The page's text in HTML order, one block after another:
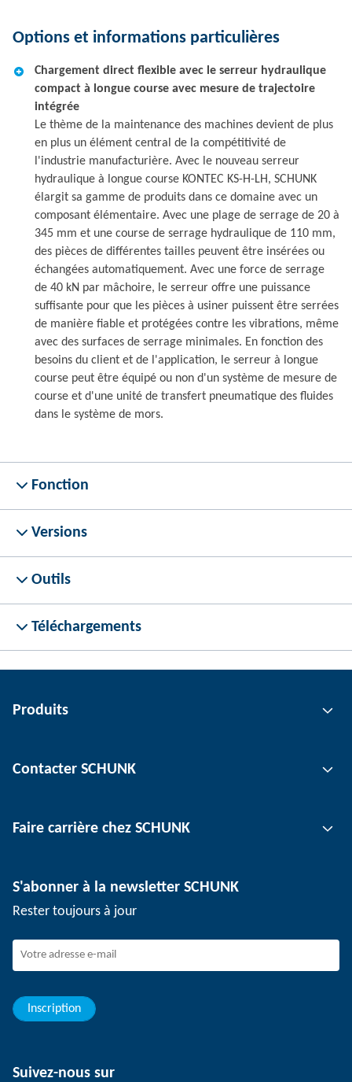
Options et informations particulières
Chargement direct flexible avec le serreur hydraulique
compact à longue course avec mesure de trajectoire
intégrée
Le thème de la maintenance des machines devient de plus
en plus un élément central de la compétitivité de
l'industrie manufacturière. Avec le nouveau serreur
hydraulique à longue course KONTEC KS-H-LH, SCHUNK
élargit sa gamme de produits dans ce domaine avec un
composant élémentaire. Avec une plage de serrage de 20 à
345 mm et une course de serrage hydraulique de 110 mm,
des pièces de différentes tailles peuvent être insérées ou
échangées automatiquement. Avec une force de serrage
de 40 kN par mâchoire, le serreur offre une puissance
suffisante pour que les pièces à usiner puissent être serrées
de manière fiable et protégées contre les vibrations, même
avec des surfaces de serrage minimales. En fonction des
besoins du client et de l'application, le serreur à longue
course peut être équipé ou non d'un système de mesure de
course et d'une unité de transfert pneumatique des fluides
dans le système de mors.
Fonction
Versions
Outils
Téléchargements
Produits
Technologie d'automatisation
Technologie de serrage de pièce
Contacter SCHUNK
Sites
Événements
Dispositif de signalement SCHUNK
Faire carrière chez SCHUNK
Travailler chez SCHUNK
Jeunes professionnels
Elèves
S'abonner à la newsletter SCHUNK
Rester toujours à jour
Inscription
Suivez-nous sur